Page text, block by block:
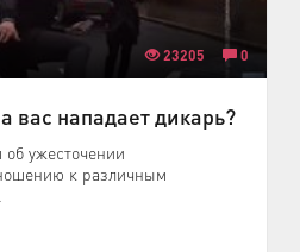
23205 0
вас нападает дикарь?
ужесточении
к различным